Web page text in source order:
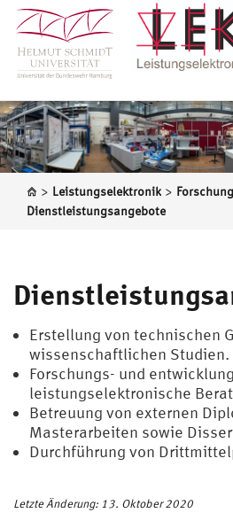
> Leistungselektronik > Forschung
Dienstleistungsangebote
Erstellung von technischen
wissenschaftlichen Studien.
Forschungs- und
leistungselektronische
Betreuung von externen
Masterarbeiten sowie
Durchführung von
Letzte Änderung: 13. Oktober 2020